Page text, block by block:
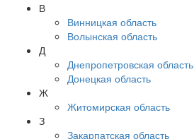
В
Винницкая область
Волынская область
Д
Днепропетровская область
Донецкая область
Ж
Житомирская область
З
Закарпатская область